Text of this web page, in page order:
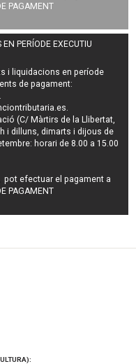
PAGAMENT
PERÍODE EXECUTIU
i liquidacions en període
de pagament:
.
(C/ Màrtirs de la Llibertat,
i dilluns, dimarts i dijous de
horari de 8.00 a 15.00
pot efectuar el pagament a
PAGAMENT